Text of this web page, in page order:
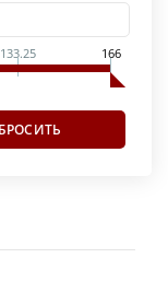
133.25 166